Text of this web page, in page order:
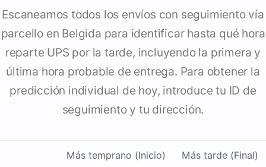
Escaneamos todos los envíos con seguimiento vía
parcello en Belgida para identificar hasta qué hora
reparte UPS por la tarde, incluyendo la primera y
última hora probable de entrega. Para obtener la
predicción individual de hoy, introduce tu ID de
seguimiento y tu dirección.
Más temprano (Inicio) Más tarde (Final)